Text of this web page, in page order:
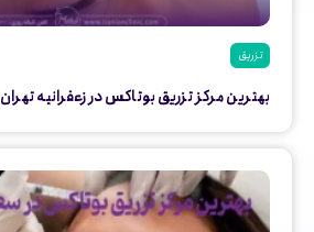
تزریق
بهترین مرکز تزریق بوتاکس در زعفرانیه تهران